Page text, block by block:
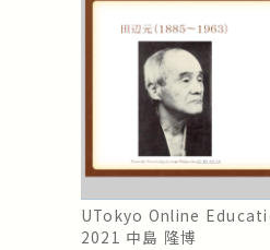
UTokyo Online
2021 中島 隆博